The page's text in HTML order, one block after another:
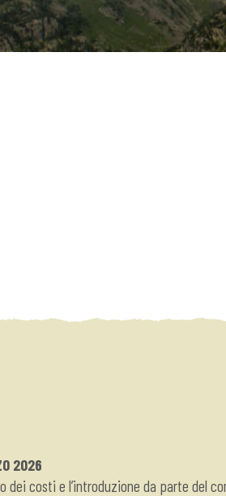
2026
dei costi e l’introduzione da parte del